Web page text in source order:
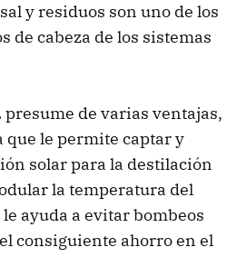
y residuos son uno de los
de cabeza de los sistemas
presume de varias ventajas,
que le permite captar y
solar para la destilación
la temperatura del
ayuda a evitar bombeos
consiguiente ahorro en el